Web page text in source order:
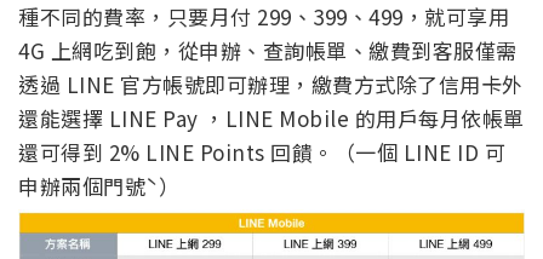
種不同的費率，只要月付 299、399、499，就可享用
4G 上網吃到飽，從申辦、查詢帳單、繳費到客服僅需
透過 LINE 官方帳號即可辦理，繳費方式除了信用卡外
還能選擇 LINE Pay ，LINE Mobile 的用戶每月依帳單
還可得到 2% LINE Points 回饋。（一個 LINE ID 可
申辦兩個門號ˋ）